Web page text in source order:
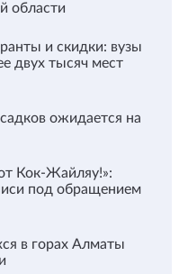
области
и скидки: вузы
двух тысяч мест
ожидается на
Кок-Жайляу!»:
под обращением
в горах Алматы